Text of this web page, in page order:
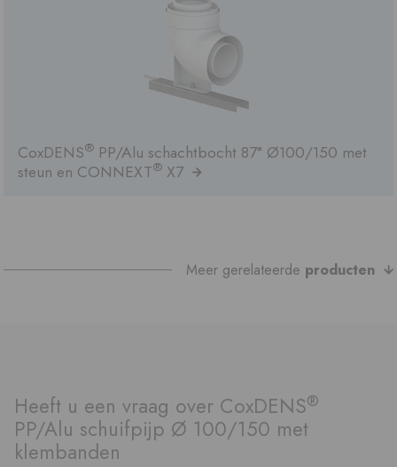
CoxDENS® PP/Alu schachtbocht 87° Ø100/150 met
steun en CONNEXT® X7
Meer gerelateerde producten
Heeft u een vraag over CoxDENS®
PP/Alu schuifpijp Ø 100/150 met
klembanden